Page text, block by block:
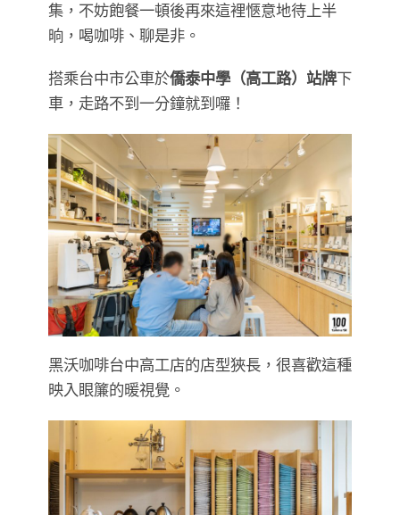
集，不妨飽餐一頓後再來這裡愜意地待上半
晌，喝咖啡、聊是非。
搭乘台中市公車於僑泰中學（高工路）站牌下
車，走路不到一分鐘就到囉！
黑沃咖啡台中高工店的店型狹長，很喜歡這種
映入眼簾的暖視覺。